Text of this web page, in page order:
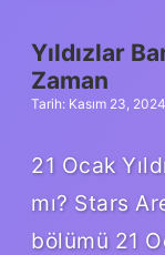
Yıldızlar
Zaman
Tarih: Kasım 23, 2024
21 Ocak
mı? Stars
bölümü 21